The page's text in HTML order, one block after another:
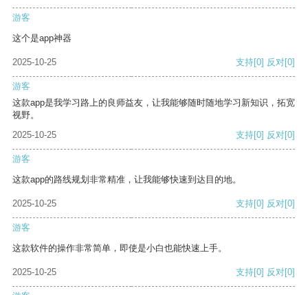
游客
这个是app神器
2025-10-25 支持[0] 反对[0]
游客
这款app是我学习路上的良师益友，让我能够随时随地学习新知识，拓宽
视野。
2025-10-25
支持[0] 反对[0]
游客
这款app的路线规划非常精准，让我能够快速到达目的地。
2025-10-25 支持[0] 反对[0]
游客
这款软件的操作非常简单，即使是小白也能快速上手。
2025-10-25 支持[0] 反对[0]